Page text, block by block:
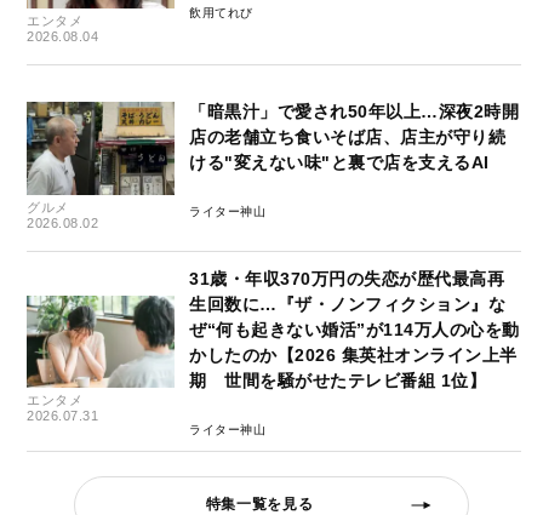
エンタメ
2026.08.04
飲用てれび
グルメ
2026.08.02
「暗黒汁」で愛され50年以上…深夜2時開
店の老舗立ち食いそば店、店主が守り続
ける"変えない味"と裏で店を支えるAI
ライター神山
エンタメ
2026.07.31
31歳・年収370万円の失恋が歴代最高再
生回数に…『ザ・ノンフィクション』な
ぜ“何も起きない婚活”が114万人の心を動
かしたのか【2026 集英社オンライン上半
期 世間を騒がせたテレビ番組 1位】
ライター神山
特集一覧を見る